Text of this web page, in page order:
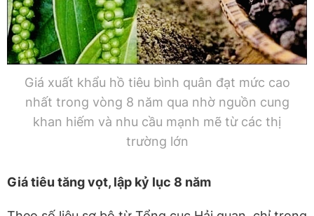
Giá xuất khẩu hồ tiêu bình quân đạt mức cao
nhất trong vòng 8 năm qua nhờ nguồn cung
khan hiếm và nhu cầu mạnh mẽ từ các thị
trường lớn
Giá tiêu tăng vọt, lập kỷ lục 8 năm